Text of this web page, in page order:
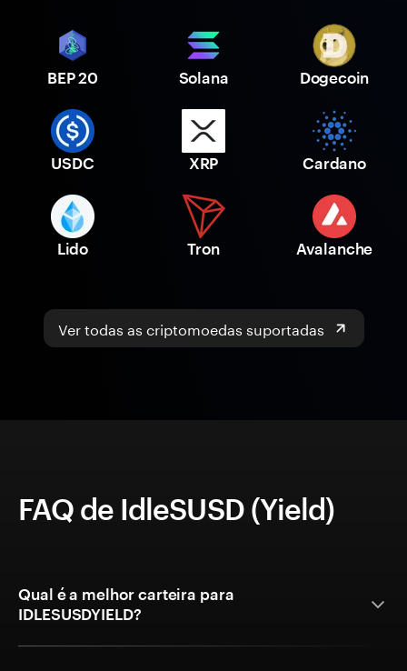
BEP 20 Solana Dogecoin
USDC XRP Cardano
Lido Tron Avalanche
Ver todas as criptomoedas suportadas
FAQ de IdleSUSD (Yield)
Qual é a melhor carteira para
IDLESUSDYIELD?